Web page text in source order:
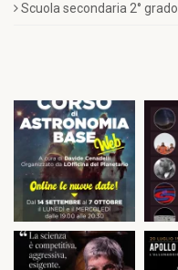
Scuola secondaria 2° grado